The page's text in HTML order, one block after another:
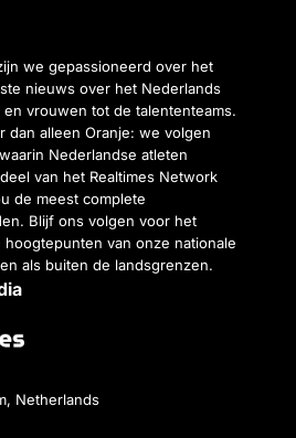
we gepassioneerd over het
nieuws over het Nederlands
vrouwen tot de talententeams.
dan alleen Oranje: we volgen
Nederlandse atleten
van het Realtimes Network
de meest complete
Blijf ons volgen voor het
van onze nationale
als buiten de landsgrenzen.
Netherlands